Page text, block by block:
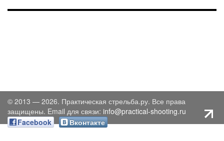
© 2013 — 2026. Практическая стрельба.ру. Все права
защищены. Email для связи: info@practical-shooting.ru
Facebook
Вконтакте